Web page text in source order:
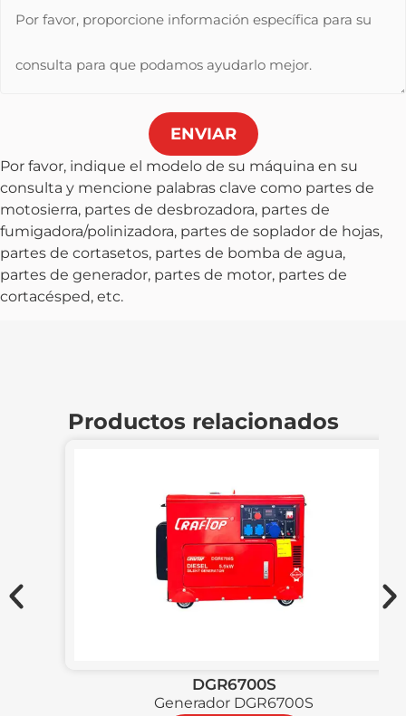
ENVIAR
Por favor, indique el modelo de su máquina en su
consulta y mencione palabras clave como partes de
motosierra, partes de desbrozadora, partes de
fumigadora/polinizadora, partes de soplador de hojas,
partes de cortasetos, partes de bomba de agua,
partes de generador, partes de motor, partes de
cortacésped, etc.
Productos relacionados
DGR6700S
Generador DGR6700S